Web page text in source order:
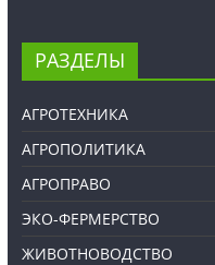
РАЗДЕЛЫ
АГРОТЕХНИКА
АГРОПОЛИТИКА
АГРОПРАВО
ЭКО-ФЕРМЕРСТВО
ЖИВОТНОВОДСТВО